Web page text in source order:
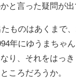
と言った疑問が出
ものはあくまで
年にゆうまちゃ
り、それをはっ
ころだろうか。